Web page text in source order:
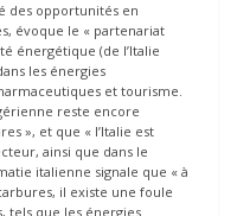
des opportunités en
évoque le « partenariat
énergétique (de l’Italie
les énergies
et tourisme.
reste encore
», et que « l’Italie est
ainsi que dans le
italienne signale que « à
il existe une foule
tels que les énergies